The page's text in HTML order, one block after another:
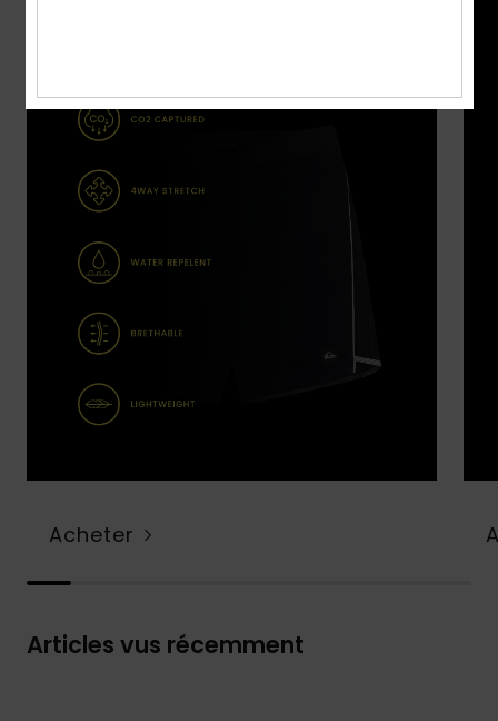
Acheter
Articles vus récemment